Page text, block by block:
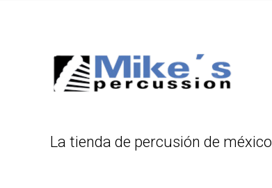
La tienda de percusión de méxico